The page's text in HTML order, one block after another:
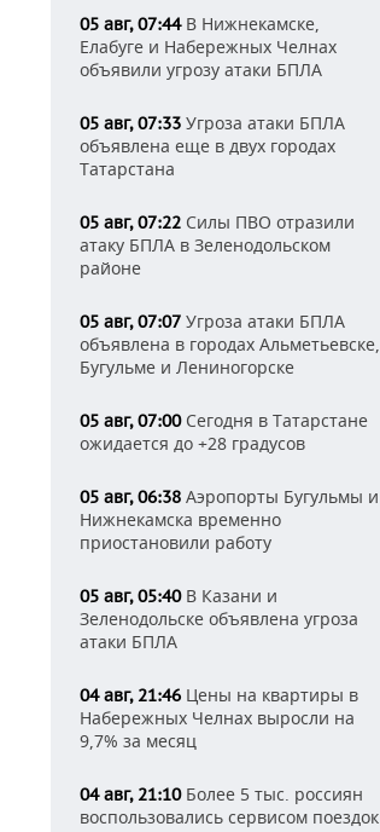
05 авг, 07:44В Нижнекамске,
Елабуге и Набережных Челнах
объявили угрозу атаки БПЛА
05 авг, 07:33 Угроза атаки БПЛА
объявлена еще в двух городах
Татарстана
05 авг, 07:22 Силы ПВО отразили
атаку БПЛА в Зеленодольском
районе
05 авг, 07:07 Угроза атаки БПЛА
объявлена в городах Альметьевске,
Бугульме и Лениногорске
05 авг, 07:00Сегодня в Татарстане
ожидается до +28 градусов
05 авг, 06:38 Аэропорты Бугульмы и
Нижнекамска временно
приостановили работу
05 авг, 05:40В Казани и
Зеленодольске объявлена угроза
атаки БПЛА
04 авг, 21:46 Цены на квартиры в
Набережных Челнах выросли на
9,7% за месяц
04 авг, 21:10Более 5 тыс. россиян
воспользовались сервисом поездок